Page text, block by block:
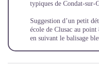
typiques de Condat-sur-
Suggestion d’un petit
école de Clusac au
en suivant le balisage